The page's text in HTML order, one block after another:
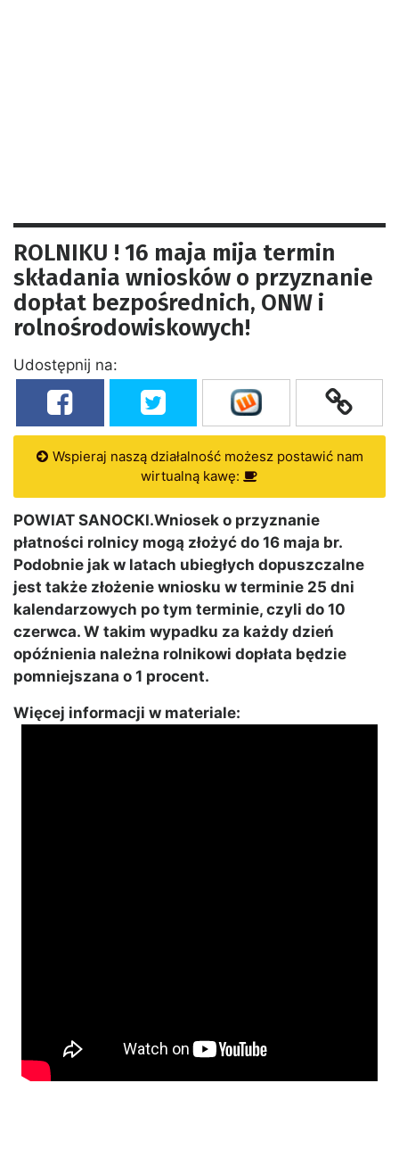
ROLNIKU ! 16 maja mija termin
składania wniosków o przyznanie
dopłat bezpośrednich, ONW i
rolnośrodowiskowych!
Udostępnij na:
Wspieraj naszą działalność możesz postawić nam
wirtualną kawę:
POWIAT SANOCKI.Wniosek o przyznanie
płatności rolnicy mogą złożyć do 16 maja br.
Podobnie jak w latach ubiegłych dopuszczalne
jest także złożenie wniosku w terminie 25 dni
kalendarzowych po tym terminie, czyli do 10
czerwca. W takim wypadku za każdy dzień
opóźnienia należna rolnikowi dopłata będzie
pomniejszana o 1 procent.
Więcej informacji w materiale: